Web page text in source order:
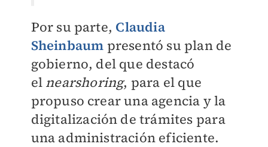
Por su parte, Claudia
Sheinbaum presentó su plan de
gobierno, del que destacó
el nearshoring, para el que
propuso crear una agencia y la
digitalización de trámites para
una administración eficiente.